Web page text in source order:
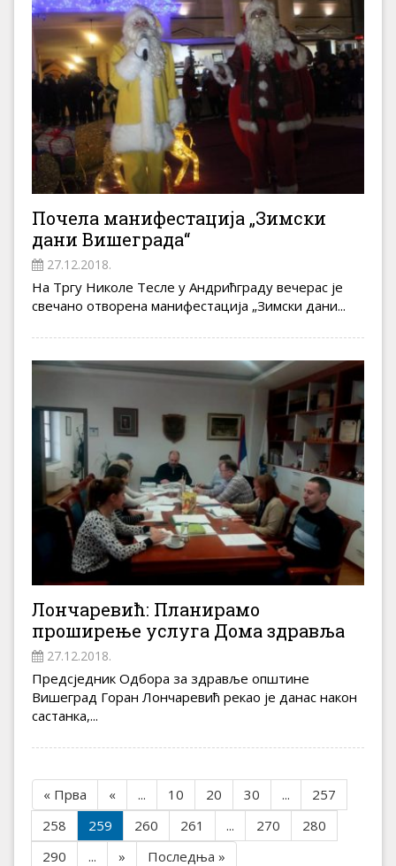
Почела манифестација „Зимски
дани Вишеграда“
27.12.2018.
На Тргу Николе Тесле у Андрићграду вечерас је
свечано отворена манифестација „Зимски дани...
Лончаревић: Планирамо
проширење услуга Дома здравља
27.12.2018.
Предсједник Одбора за здравље општине
Вишеград Горан Лончаревић рекао је данас након
састанка,...
« Прва « ... 10 20 30 ...
257
258
259 260 261 ... 270
280
290
... » Последња »